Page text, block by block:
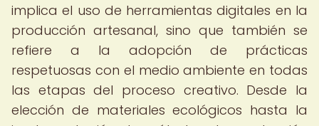
implica el uso de herramientas digitales en la
producción artesanal, sino que también se
refiere a la adopción de prácticas
respetuosas con el medio ambiente en todas
las etapas del proceso creativo. Desde la
elección de materiales ecológicos hasta la